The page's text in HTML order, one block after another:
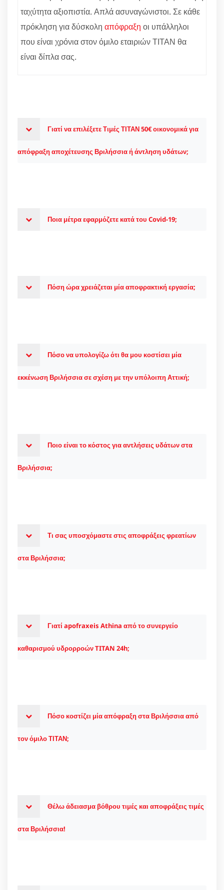
ταχύτητα αξιοπιστία. Απλά ασυναγώνιστοι. Σε κάθε
πρόκληση για δύσκολη απόφραξη οι υπάλληλοι
που είναι χρόνια στον όμιλο εταιριών ΤΙΤΑΝ θα
είναι δίπλα σας.
Γιατί να επιλέξετε Τιμές ΤΙΤΑΝ 50€ οικονομικά για
απόφραξη αποχέτευσης Βριλήσσια ή άντληση υδάτων;
Ποια μέτρα εφαρμόζετε κατά του Covid-19;
Πόση ώρα χρειάζεται μία αποφρακτική εργασία;
Πόσο να υπολογίζω ότι θα μου κοστίσει μία
εκκένωση Βριλήσσια σε σχέση με την υπόλοιπη Αττική;
Ποιο είναι το κόστος για αντλήσεις υδάτων στα
Βριλήσσια;
Τι σας υποσχόμαστε στις αποφράξεις φρεατίων
στα Βριλήσσια;
Γιατί apofraxeis Athina από το συνεργείο
καθαρισμού υδρορροών TITAN 24h;
Πόσο κοστίζει μία απόφραξη στα Βριλήσσια από
τον όμιλο ΤΙΤΑΝ;
Θέλω άδειασμα βόθρου τιμές και αποφράξεις τιμές
στα Βριλήσσια!